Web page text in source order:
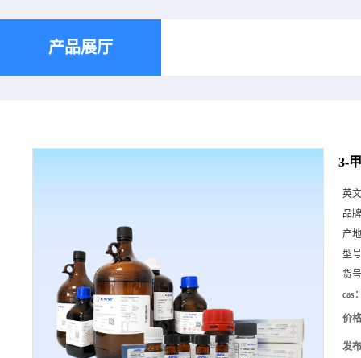
产品展厅
3-
英
品
产
型
货
cas
价
发